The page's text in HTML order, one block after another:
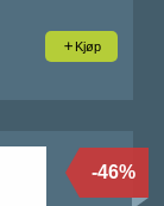
Kjøp
-46%